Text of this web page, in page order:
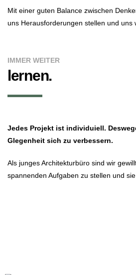
Mit einer guten Balance zwischen
uns Herausforderungen stellen und uns
IMMER WEITER
lernen.
Jedes Projekt ist individuiell.
Glegenheit sich zu verbessern.
Als junges Architekturbüro sind wir
spannenden Aufgaben zu stellen und